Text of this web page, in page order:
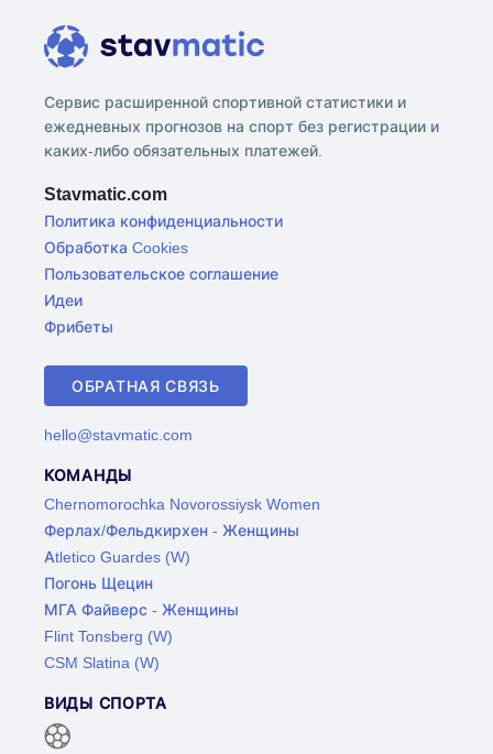
Сервис расширенной спортивной статистики и
ежедневных прогнозов на спорт без регистрации и
каких-либо обязательных платежей.
Stavmatic.com
Политика конфиденциальности
Обработка Cookies
Пользовательское соглашение
Идеи
Фрибеты
ОБРАТНАЯ СВЯЗЬ
hello@stavmatic.com
КОМАНДЫ
Chernomorochka Novorossiysk Women
Ферлах/Фельдкирхен - Женщины
Atletico Guardes (W)
Погонь Щецин
МГА Файверс - Женщины
Flint Tonsberg (W)
CSM Slatina (W)
ВИДЫ СПОРТА